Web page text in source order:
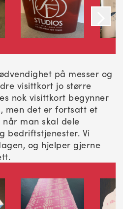
på messer og
visittkort jo større
nok visittkort begynner
men det er fortsatt et
man skal dele
bedriftstjenester. Vi
og hjelper gjerne